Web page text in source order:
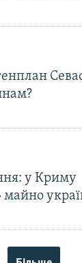
у Криму
майно